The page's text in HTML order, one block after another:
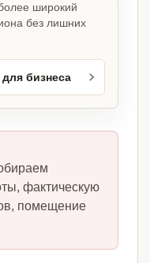
широкий
без лишних
бизнеса
фактическую
помещение